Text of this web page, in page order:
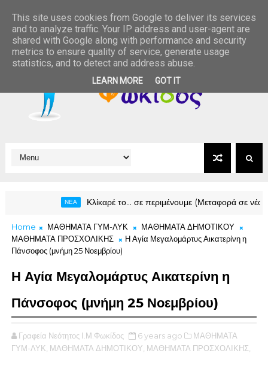
Κλίκαρέ το… σε περιμένουμε (Μεταφορά σε νέο
Home ΜΑΘΗΜΑΤΑ ΓΥΜ-ΛΥΚ
ΜΑΘΗΜΑΤΑ ΔΗΜΟΤΙΚΟΥ
ΜΑΘΗΜΑΤΑ ΠΡΟΣΧΟΛΙΚΗΣ
Η Αγία Μεγαλομάρτυς Αικατερίνη η
Πάνσοφος (μνήμη 25 Νοεμβρίου)
Η Αγία Μεγαλομάρτυς Αικατερίνη η
Πάνσοφος (μνήμη 25 Νοεμβρίου)
Γραφεία Νεότητος Ι.Μ.Φωκίδος 6 years ago
ΜΑΘΗΜΑΤΑ
ΓΥΜ-ΛΥΚ, ΜΑΘΗΜΑΤΑ ΔΗΜΟΤΙΚΟΥ, ΜΑΘΗΜΑΤΑ ΠΡΟΣΧΟΛΙΚΗΣ,
This site uses cookies from Google to deliver its services
and to analyze traffic. Your IP address and user-agent are
shared with Google along with performance and security
metrics to ensure quality of service, generate usage
statistics, and to detect and address abuse.
LEARN MORE GOT IT